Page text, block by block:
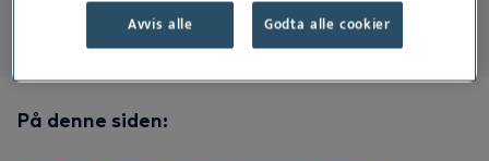
På denne siden:
Avvis alle Godta alle cookier